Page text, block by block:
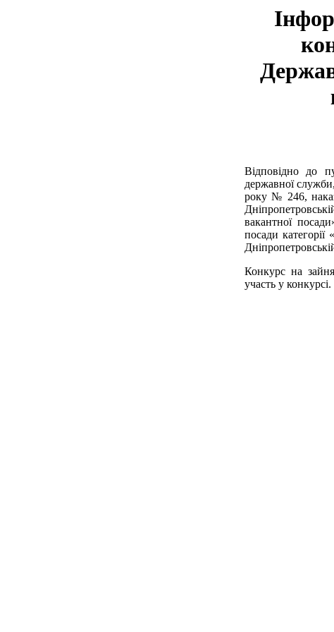
Відповідно до
державної
року № 246,
вакантної
посади
Конкурс на
участь у конкурсі.